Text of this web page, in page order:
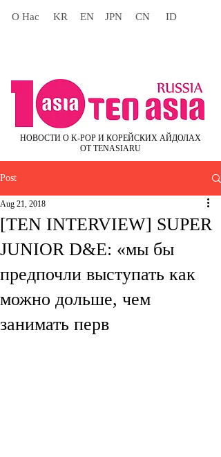
О Нас KR EN JPN CN ID
НОВОСТИ О K-POP И КОРЕЙСКИХ АЙДОЛАХ
ОТ TENASIARU
Post
[TEN INTERVIEW] SUPER
JUNIOR D&E: «мы бы
предпочли выступать как
можно дольше, чем
занимать перв
Aug 21, 2018